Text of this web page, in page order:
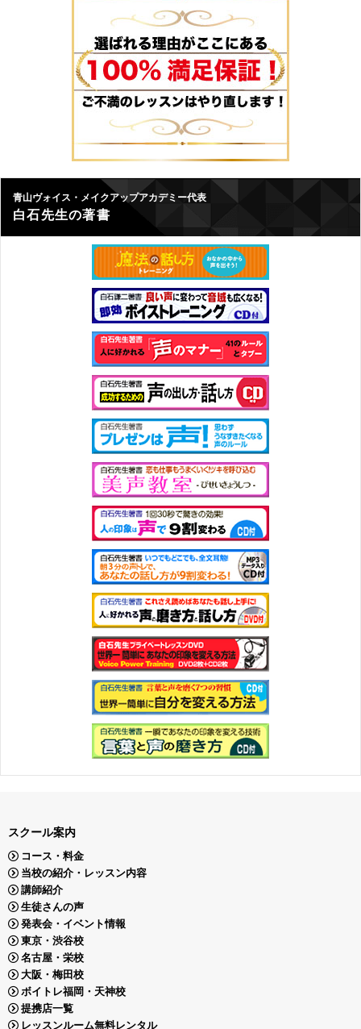
青山ヴォイス・メイクアップアカデミー代表
白石先生の著書
スクール案内
コース・料金
当校の紹介・レッスン内容
講師紹介
生徒さんの声
発表会・イベント情報
東京・渋谷校
名古屋・栄校
大阪・梅田校
ボイトレ福岡・天神校
提携店一覧
レッスンルーム無料レンタル